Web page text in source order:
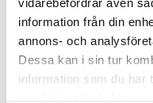
information från din
annons- och
Dessa kan i sin tur
information som du har
samlat in när du har
BILAGOR
BILAGOR LM,
BILAGOR LM, 0188-
BILAGOR LM,
BILAGOR LM,